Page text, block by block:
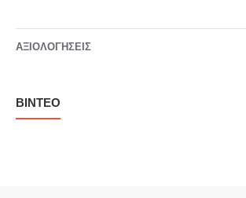
ΑΞΙΟΛΟΓΉΣΕΙΣ
ΒΊΝΤΕΟ